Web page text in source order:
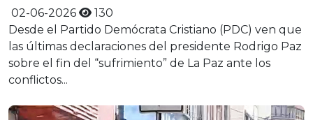
02-06-2026
130
Desde el Partido Demócrata Cristiano (PDC) ven que
las últimas declaraciones del presidente Rodrigo Paz
sobre el fin del “sufrimiento” de La Paz ante los
conflictos...